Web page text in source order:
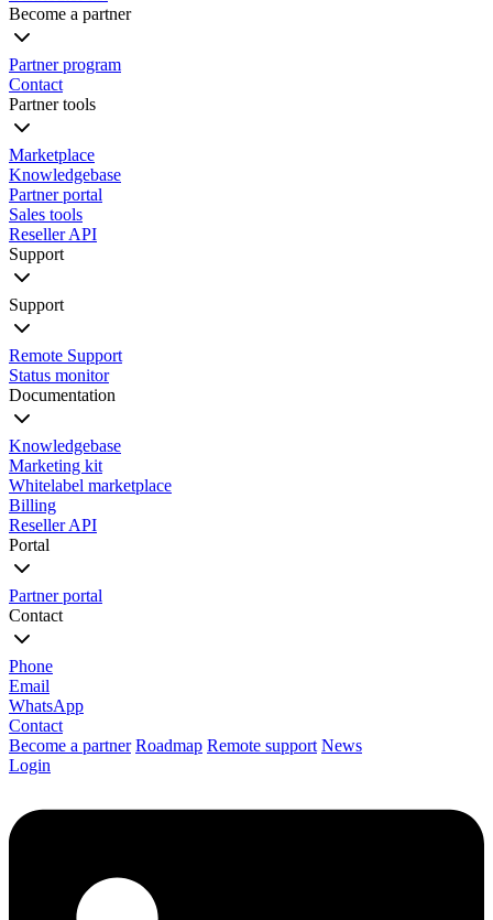
Become a partner
Partner program
Contact
Partner tools
Marketplace
Knowledgebase
Partner portal
Sales tools
Reseller API
Support
Support
Remote Support
Status monitor
Documentation
Knowledgebase
Marketing kit
Whitelabel marketplace
Billing
Reseller API
Portal
Partner portal
Contact
Phone
Email
WhatsApp
Contact
Become a partner Roadmap Remote support News
Login